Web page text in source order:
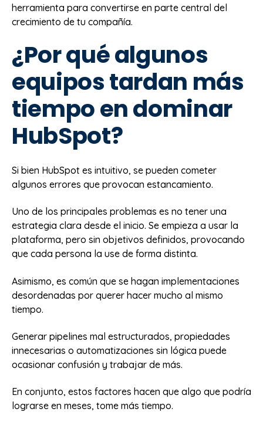
herramienta para convertirse en parte central del
crecimiento de tu compañía.
¿Por qué algunos
equipos tardan más
tiempo en dominar
HubSpot?
Si bien HubSpot es intuitivo, se pueden cometer
algunos errores que provocan estancamiento.
Uno de los principales problemas es no tener una
estrategia clara desde el inicio. Se empieza a usar la
plataforma, pero sin objetivos definidos, provocando
que cada persona la use de forma distinta.
Asimismo, es común que se hagan implementaciones
desordenadas por querer hacer mucho al mismo
tiempo.
Generar pipelines mal estructurados, propiedades
innecesarias o automatizaciones sin lógica puede
ocasionar confusión y trabajar de más.
En conjunto, estos factores hacen que algo que podría
lograrse en meses, tome más tiempo.